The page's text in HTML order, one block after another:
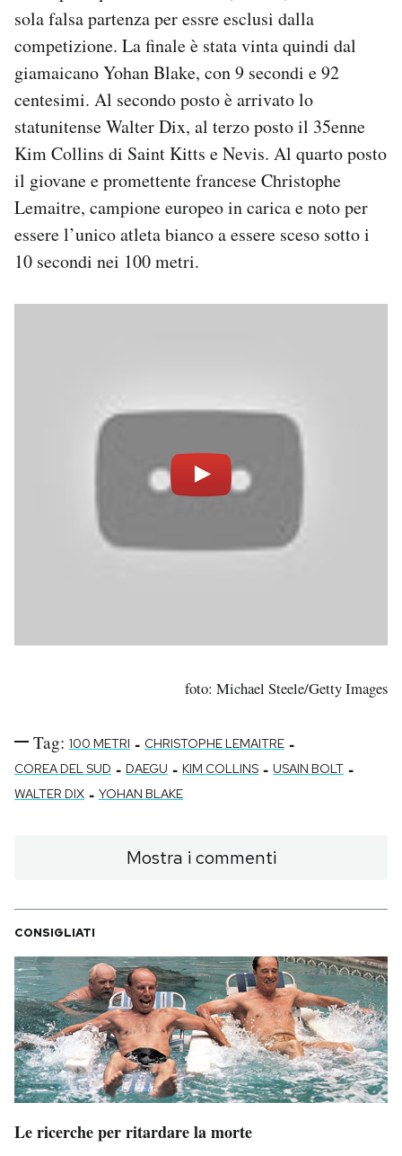
sola falsa partenza per essre esclusi dalla
competizione. La finale è stata vinta quindi dal
giamaicano Yohan Blake, con 9 secondi e 92
centesimi. Al secondo posto è arrivato lo
statunitense Walter Dix, al terzo posto il 35enne
Kim Collins di Saint Kitts e Nevis. Al quarto posto
il giovane e promettente francese Christophe
Lemaitre, campione europeo in carica e noto per
essere l’unico atleta bianco a essere sceso sotto i
10 secondi nei 100 metri.
foto: Michael Steele/Getty Images
Tag: 100 METRI - CHRISTOPHE LEMAITRE -
COREA DEL SUD - DAEGU - KIM COLLINS - USAIN BOLT -
WALTER DIX - YOHAN BLAKE
Mostra i commenti
CONSIGLIATI
Le ricerche per ritardare la morte